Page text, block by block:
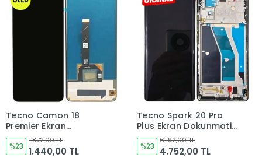
Tecno Camon 18
Premier Ekran
Dokunmatik Cam OLED
%23
1.872,00 TL
1.440,00 TL
Tecno Spark 20 Pro
Plus Ekran Dokunmatik
Cam (ÇITALI) ORJINAL
KJ7
%23
6.192,00 TL
4.752,00 TL